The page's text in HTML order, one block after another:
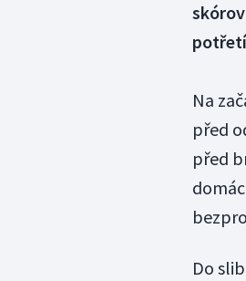
Na
před
před
Do